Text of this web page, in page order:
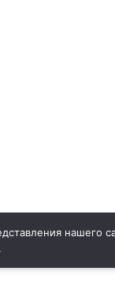
нашего